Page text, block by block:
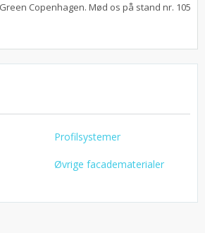
Copenhagen. Mød os på stand nr. 105
Profilsystemer
Øvrige facadematerialer